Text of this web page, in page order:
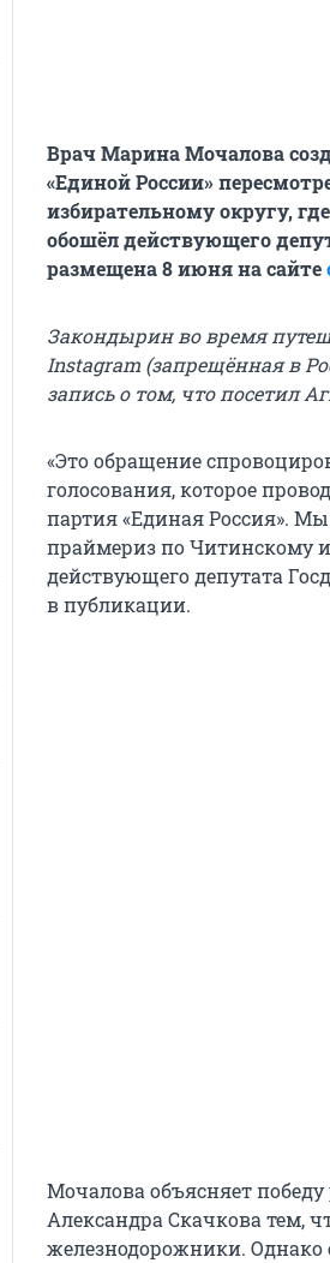
Врач Марина Мочалова
«Единой России»
избирательному округу,
обошёл действующего
размещена 8 июня на сайте
Закондырин во время
Instagram (запрещённая в
запись о том, что посетил
«Это обращение
голосования, которое
партия «Единая Россия».
праймериз по Читинскому
действующего депутата
в публикации.
Мочалова объясняет
Александра Скачкова тем,
железнодорожники. Однако